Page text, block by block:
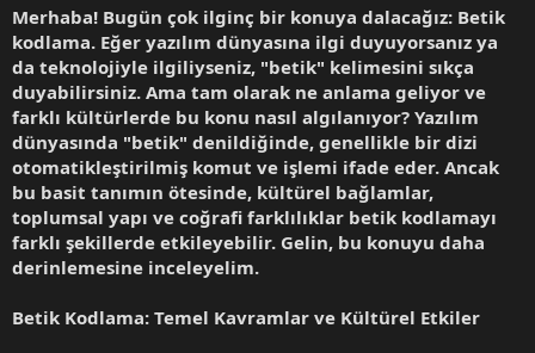
n
h
i
Merhaba! Bugün çok ilginç bir konuya dalacağız: Betik
kodlama. Eğer yazılım dünyasına ilgi duyuyorsanız ya
da teknolojiyle ilgiliyseniz, "betik" kelimesini sıkça
duyabilirsiniz. Ama tam olarak ne anlama geliyor ve
farklı kültürlerde bu konu nasıl algılanıyor? Yazılım
dünyasında "betik" denildiğinde, genellikle bir dizi
otomatikleştirilmiş komut ve işlemi ifade eder. Ancak
bu basit tanımın ötesinde, kültürel bağlamlar,
toplumsal yapı ve coğrafi farklılıklar betik kodlamayı
farklı şekillerde etkileyebilir. Gelin, bu konuyu daha
derinlemesine inceleyelim.
Betik Kodlama: Temel Kavramlar ve Kültürel Etkiler